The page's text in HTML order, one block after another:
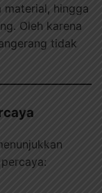
hingga
Oleh karena
tidak